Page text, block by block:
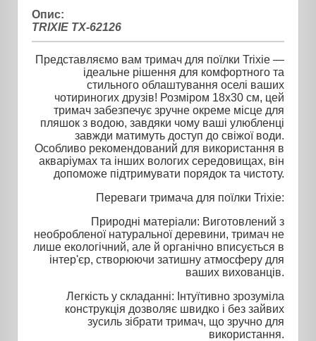
Опис:
TRIXIE TX-62126
Представляємо вам тримач для поїлки Trixie —
ідеальне рішення для комфортного та
стильного облаштування оселі ваших
чотириногих друзів! Розміром 18х30 см, цей
тримач забезпечує зручне окреме місце для
пляшок з водою, завдяки чому ваші улюбленці
завжди матимуть доступ до свіжої води.
Особливо рекомендований для використання в
акваріумах та інших вологих середовищах, він
допоможе підтримувати порядок та чистоту.
Переваги тримача для поїлки Trixie:
Природні матеріали: Виготовлений з
необробленої натуральної деревини, тримач не
лише екологічний, але й органічно вписується в
інтер'єр, створюючи затишну атмосферу для
ваших вихованців.
Легкість у складанні: Інтуїтивно зрозуміла
конструкція дозволяє швидко і без зайвих
зусиль зібрати тримач, що зручно для
використання.